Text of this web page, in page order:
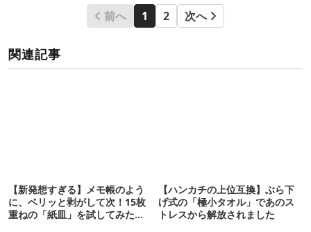
前へ 1 2 次へ
関連記事
【新発想すぎる】メモ帳のよう
に、ベリッと剥がして次！15枚
重ねの「紙皿」を試してみた
【ハンカチの上位互換】ぶら下
げ式の「極小タオル」であのス
トレスから解放されました